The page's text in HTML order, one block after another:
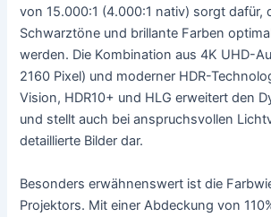
von 15.000:1 (4.000:1 nativ) sorgt dafür,
Schwarztöne und brillante Farben
werden. Die Kombination aus 4K UHD-
2160 Pixel) und moderner HDR-
Vision, HDR10+ und HLG erweitert den
und stellt auch bei anspruchsvollen
detaillierte Bilder dar.
Besonders erwähnenswert ist die
Projektors. Mit einer Abdeckung von